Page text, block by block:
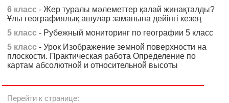
6 класс - Жер туралы мәлеметтер қалай жинақталды?
Ұлы географиялық ашулар заманына дейінгі кезең
5 класс - Рубежный мониторинг по географии 5 класс
5 класс - Урок Изображение земной поверхности на
плоскости. Практическая работа Определение по
картам абсолютной и относительной высоты
Перейти к странице: